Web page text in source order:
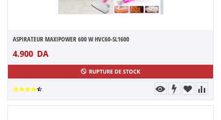
ASPIRATEUR MAXIPOWER 600 W HVC60-SL1600
4.900 DA
RUPTURE DE STOCK